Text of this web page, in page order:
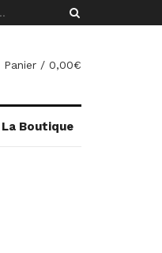
Panier / 0,00€
La Boutique